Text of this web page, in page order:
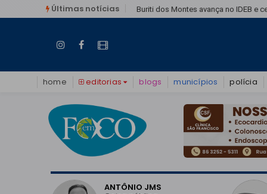
Últimas notícias Buriti dos Montes avança no IDEB e
home editorias blogs municípios polícia
ANTÔNIO JMS